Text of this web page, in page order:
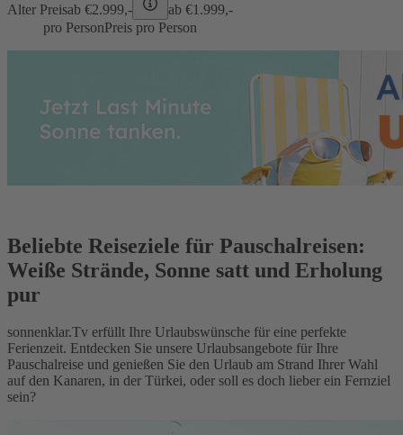
Alter Preisab €2.999,- ab €1.999,-
pro PersonPreis pro Person
Beliebte Reiseziele für Pauschalreisen:
Weiße Strände, Sonne satt und Erholung
pur
sonnenklar.Tv erfüllt Ihre Urlaubswünsche für eine perfekte
Ferienzeit. Entdecken Sie unsere Urlaubsangebote für Ihre
Pauschalreise und genießen Sie den Urlaub am Strand Ihrer Wahl
auf den Kanaren, in der Türkei, oder soll es doch lieber ein Fernziel
sein?